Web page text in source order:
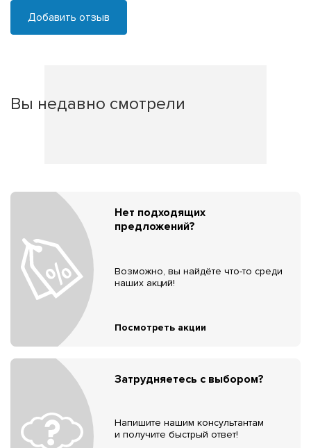
Добавить отзыв
Вы недавно смотрели
Нет подходящих
предложений?
Возможно, вы найдёте что-то среди
наших акций!
Посмотреть акции
Затрудняетесь с выбором?
Напишите нашим консультантам
и получите быстрый ответ!